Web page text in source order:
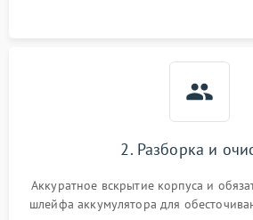
2. Разборка и
Аккуратное вскрытие корпуса и
шлейфа аккумулятора для